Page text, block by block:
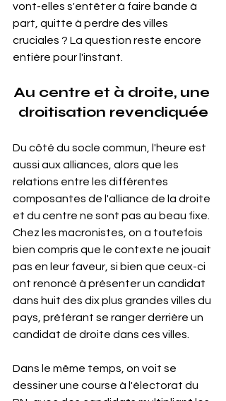
vont-elles s'entêter à faire bande à
part, quitte à perdre des villes
cruciales ? La question reste encore
entière pour l'instant.
Au centre et à droite, une
droitisation revendiquée
Du côté du socle commun, l'heure est
aussi aux alliances, alors que les
relations entre les différentes
composantes de l'alliance de la droite
et du centre ne sont pas au beau fixe.
Chez les macronistes, on a toutefois
bien compris que le contexte ne jouait
pas en leur faveur, si bien que ceux-ci
ont renoncé à présenter un candidat
dans huit des dix plus grandes villes du
pays, préférant se ranger derrière un
candidat de droite dans ces villes.
Dans le même temps, on voit se
dessiner une course à l'électorat du